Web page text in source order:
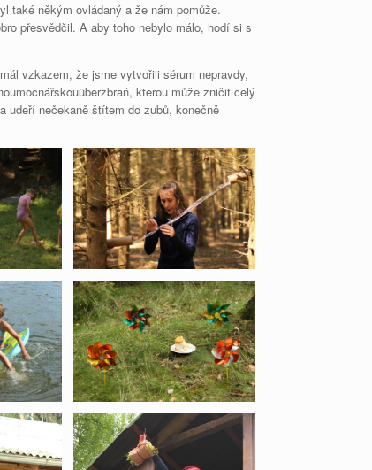
také někým ovládaný a že nám pomůže.
přesvědčil. A aby toho nebylo málo, hodí si s
vzkazem, že jsme vytvořili sérum nepravdy,
kterou může zničit celý
udeří nečekaně štítem do zubů, konečně